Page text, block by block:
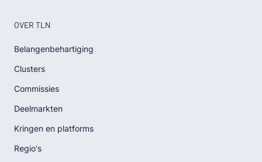
OVER TLN
Belangenbehartiging
Clusters
Commissies
Deelmarkten
Kringen en platforms
Regio's